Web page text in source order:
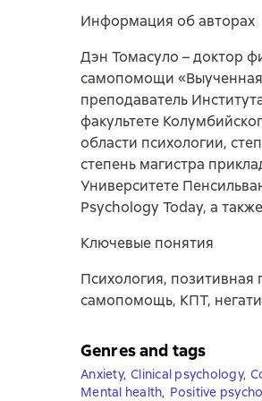
Информация об авторах
Дэн Томасуло – доктор
самопомощи
преподаватель
факультете
области психологии,
степень магистра
Университете
Psychology Today, а
Ключевые понятия
Психология,
самопомощь, КПТ,
Genres and tags
Anxiety, Clinical psychology,
Mental health, Positive